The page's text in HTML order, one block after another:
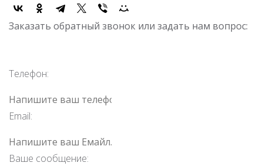
Заказать обратный звонок или задать нам вопрос:
Телефон:
Email:
Ваше сообщение: